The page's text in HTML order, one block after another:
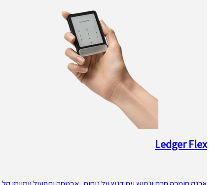
Ledger Flex